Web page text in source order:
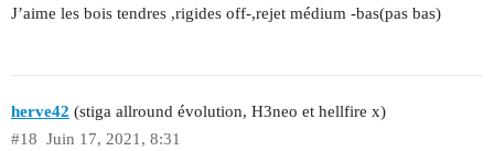
J’aime les bois tendres ,rigides off-,rejet médium -bas(pas bas)
herve42 (stiga allround évolution, H3neo et hellfire x)
Juin 17, 2021, 8:31
#18